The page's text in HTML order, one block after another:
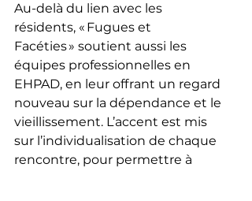
Au-delà du lien avec les
résidents, « Fugues et
Facéties » soutient aussi les
équipes professionnelles en
EHPAD, en leur offrant un regard
nouveau sur la dépendance et le
vieillissement. L’accent est mis
sur l’individualisation de chaque
rencontre, pour permettre à